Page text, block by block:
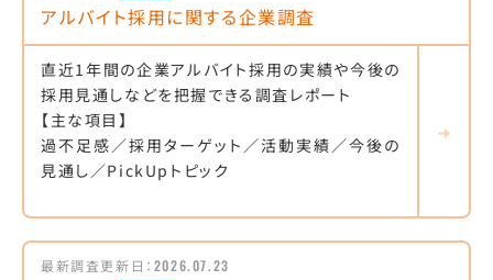
アルバイト採用に関する企業調査
直近1年間の企業アルバイト採用の実績や今後の
採用見通しなどを把握できる調査レポート
【主な項目】
過不足感／採用ターゲット／活動実績／今後の
見通し／PickUpトピック
最新調査更新日： 2026.07.23